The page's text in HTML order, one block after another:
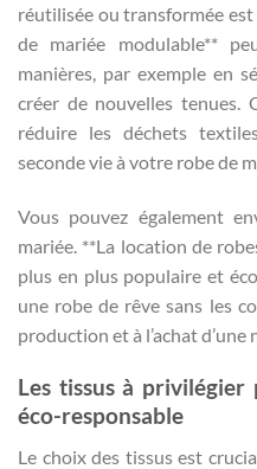
réutilisée ou transformée
de mariée modulable**
manières, par exemple en
créer de nouvelles tenues.
réduire les déchets
seconde vie à votre robe de
Vous pouvez également
mariée. **La location de
plus en plus populaire et
une robe de rêve sans les
production et à l’achat d’une
Les tissus à
éco-responsable
Le choix des tissus est